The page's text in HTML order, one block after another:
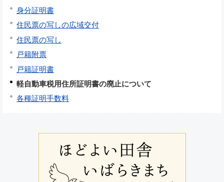
身分証明書
住民票の写しの広域交付
住民票の写し
戸籍附票
戸籍証明書
軽自動車税用住所証明書の廃止について
各種証明手数料